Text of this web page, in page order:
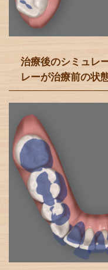
治療後のシミュレ
レーが治療前の状態